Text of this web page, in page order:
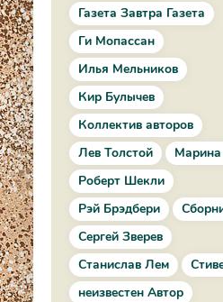
Газета Завтра Газета
Ги Мопассан
Илья Мельников
Кир Булычев
Коллектив авторов
Лев Толстой
Марина
Роберт Шекли
Рэй Брэдбери
Сергей Зверев
Станислав Лем
неизвестен Автор